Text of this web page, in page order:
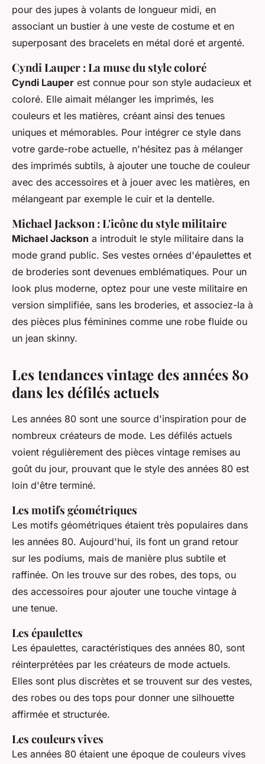
pour des jupes à volants de longueur midi, en
associant un bustier à une veste de costume et en
superposant des bracelets en métal doré et argenté.
Cyndi Lauper : La muse du style coloré
Cyndi Lauper est connue pour son style audacieux et
coloré. Elle aimait mélanger les imprimés, les
couleurs et les matières, créant ainsi des tenues
uniques et mémorables. Pour intégrer ce style dans
votre garde-robe actuelle, n'hésitez pas à mélanger
des imprimés subtils, à ajouter une touche de couleur
avec des accessoires et à jouer avec les matières, en
mélangeant par exemple le cuir et la dentelle.
Michael Jackson : L'icône du style militaire
Michael Jackson a introduit le style militaire dans la
mode grand public. Ses vestes ornées d'épaulettes et
de broderies sont devenues emblématiques. Pour un
look plus moderne, optez pour une veste militaire en
version simplifiée, sans les broderies, et associez-la à
des pièces plus féminines comme une robe fluide ou
un jean skinny.
Les tendances vintage des années 80
dans les défilés actuels
Les années 80 sont une source d'inspiration pour de
nombreux créateurs de mode. Les défilés actuels
voient régulièrement des pièces vintage remises au
goût du jour, prouvant que le style des années 80 est
loin d'être terminé.
Les motifs géométriques
Les motifs géométriques étaient très populaires dans
les années 80. Aujourd'hui, ils font un grand retour
sur les podiums, mais de manière plus subtile et
raffinée. On les trouve sur des robes, des tops, ou
des accessoires pour ajouter une touche vintage à
une tenue.
Les épaulettes
Les épaulettes, caractéristiques des années 80, sont
réinterprétées par les créateurs de mode actuels.
Elles sont plus discrètes et se trouvent sur des vestes,
des robes ou des tops pour donner une silhouette
affirmée et structurée.
Les couleurs vives
Les années 80 étaient une époque de couleurs vives